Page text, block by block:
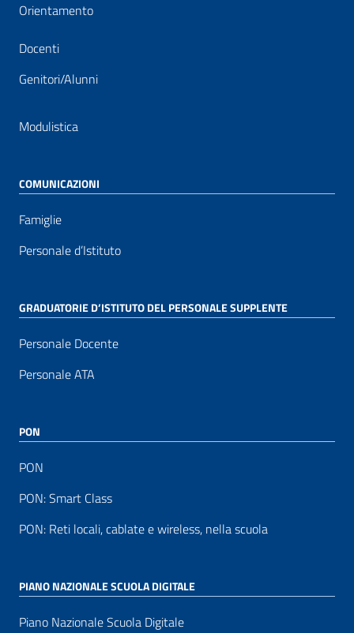
Orientamento
Docenti
Genitori/Alunni
Modulistica
COMUNICAZIONI
Famiglie
Personale d’Istituto
GRADUATORIE D’ISTITUTO DEL PERSONALE SUPPLENTE
Personale Docente
Personale ATA
PON
PON
PON: Smart Class
PON: Reti locali, cablate e wireless, nella scuola
PIANO NAZIONALE SCUOLA DIGITALE
Piano Nazionale Scuola Digitale